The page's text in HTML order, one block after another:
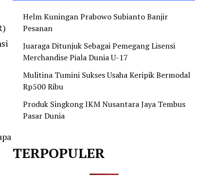
Helm Kuningan Prabowo Subianto Banjir
Pesanan
Juaraga Ditunjuk Sebagai Pemegang Lisensi
Merchandise Piala Dunia U-17
Mulitina Tumini Sukses Usaha Keripik Bermodal
Rp500 Ribu
Produk Singkong IKM Nusantara Jaya Tembus
Pasar Dunia
TERPOPULER